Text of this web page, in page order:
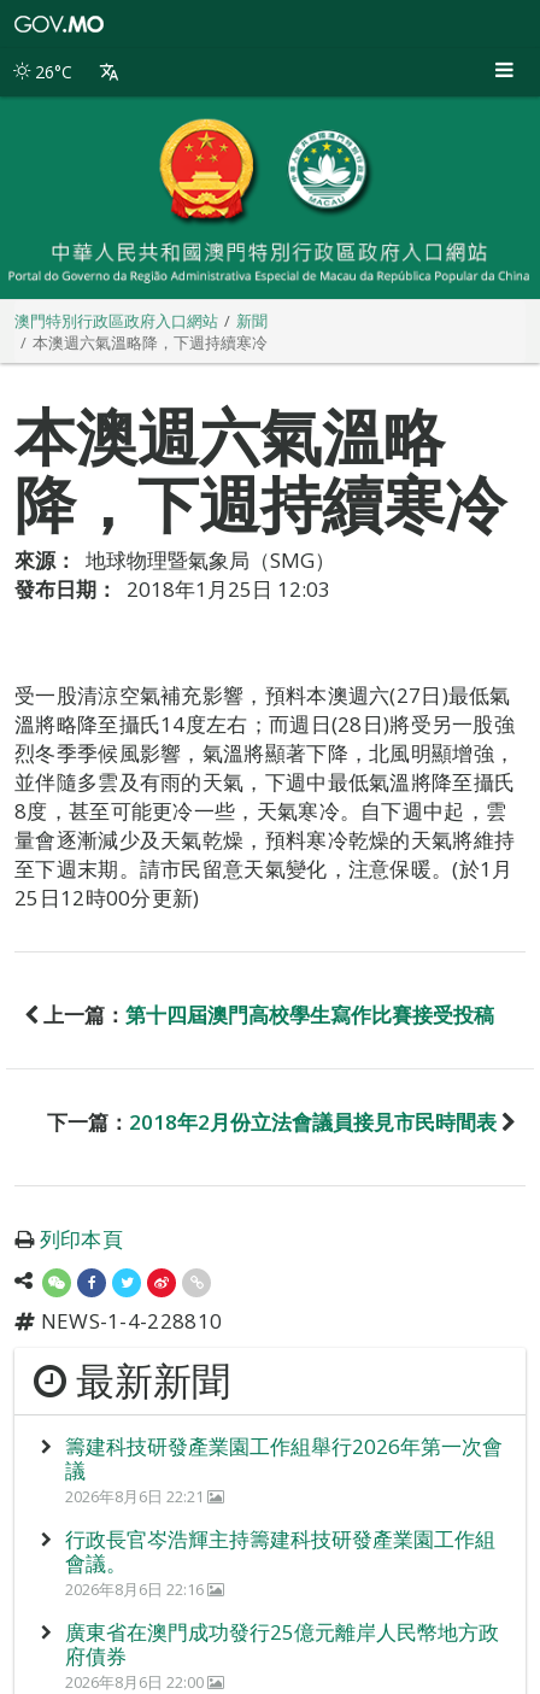
別
26°C
澳門特別行政區政府入口網站
新聞
本澳週六氣溫略降，下週持續寒冷
本澳週六氣溫略
降，下週持續寒冷
來源：
地球物理暨氣象局（SMG）
發布日期：
2018年1月25日 12:03
受一股清涼空氣補充影響，預料本澳週六(27日)最低氣
溫將略降至攝氏14度左右；而週日(28日)將受另一股強
烈冬季季候風影響，氣溫將顯著下降，北風明顯增強，
並伴隨多雲及有雨的天氣，下週中最低氣溫將降至攝氏
8度，甚至可能更冷一些，天氣寒冷。自下週中起，雲
量會逐漸減少及天氣乾燥，預料寒冷乾燥的天氣將維持
至下週末期。請市民留意天氣變化，注意保暖。(於1月
25日12時00分更新)
上一篇： 第十四屆澳門高校學生寫作比賽接受投稿
下一篇： 2018年2月份立法會議員接見市民時間表
列印本頁
NEWS-1-4-228810
最新新聞
籌建科技研發產業園工作組舉行2026年第一次會
議
2026年8月6日 22:21
行政長官岑浩輝主持籌建科技研發產業園工作組
會議。
2026年8月6日 22:16
廣東省在澳門成功發行25億元離岸人民幣地方政
府債券
2026年8月6日 22:00